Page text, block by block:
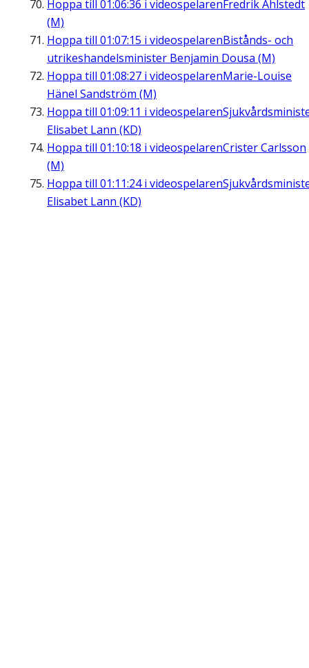
Hoppa till 01:06:36 i videospelarenFredrik Ahlstedt
(M)
Hoppa till 01:07:15 i videospelarenBistånds- och
utrikeshandelsminister Benjamin Dousa (M)
Hoppa till 01:08:27 i videospelarenMarie-Louise
Hänel Sandström (M)
Hoppa till 01:09:11 i videospelaren
Elisabet Lann (KD)
Hoppa till 01:10:18 i videospelarenCrister Carlsson
(M)
Hoppa till 01:11:24i videospelaren
Elisabet Lann (KD)